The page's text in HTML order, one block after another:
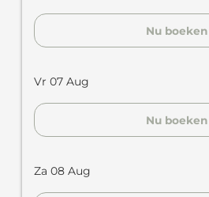
Nu boeken
Vr 07 Aug
Nu boeken
Za 08 Aug